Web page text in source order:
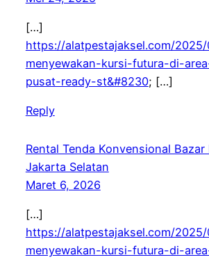
[…]
https://alatpestajaksel.com/
menyewakan-kursi-futura-di-
pusat-ready-st&#8230; […]
Reply
Rental Tenda Konvensional Bazar
Jakarta Selatan
Maret 6, 2026
[…]
https://alatpestajaksel.com/
menyewakan-kursi-futura-di-